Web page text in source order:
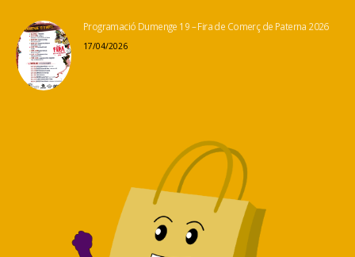
Programació Dumenge 19 – Fira de Comerç de Paterna 2026
17/04/2026